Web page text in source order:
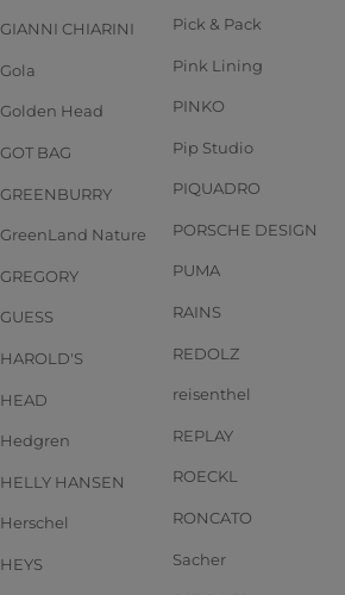
GIANNI CHIARINI
Gola
Golden Head
GOT BAG
GREENBURRY
GreenLand Nature
GREGORY
GUESS
HAROLD'S
HEAD
Hedgren
HELLY HANSEN
Herschel
HEYS
Pick & Pack
Pink Lining
PINKO
Pip Studio
PIQUADRO
PORSCHE DESIGN
PUMA
RAINS
REDOLZ
reisenthel
REPLAY
ROECKL
RONCATO
Sacher